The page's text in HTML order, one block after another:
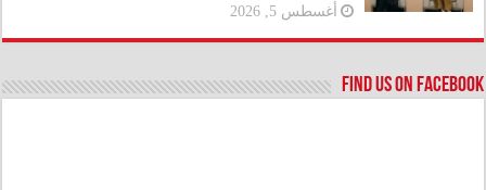
أغسطس 5, 2026
Find us on Facebook